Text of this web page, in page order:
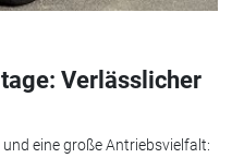
Verlässlicher
eine große Antriebsvielfalt: